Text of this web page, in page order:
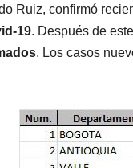
Ruiz, confirmó
19. Después de
. Los casos